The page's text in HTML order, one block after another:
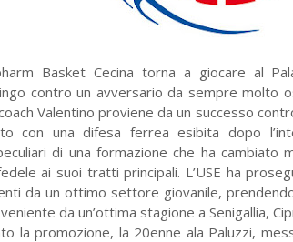
Basket Cecina torna a giocare al
contro un avversario da sempre molto
Valentino proviene da un successo
con una difesa ferrea esibita dopo
di una formazione che ha
ai suoi tratti principali. L’USE ha
da un ottimo settore giovanile,
da un’ottima stagione a Senigallia,
la promozione, la 20enne ala Paluzzi,